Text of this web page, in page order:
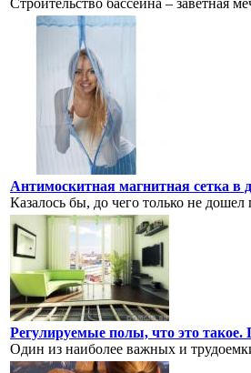
Строительство бассейна – заветная
Антимоскитная магнитная сетка в
Казалось бы, до чего только не
Регулируемые полы, что это
Один из наиболее важных и